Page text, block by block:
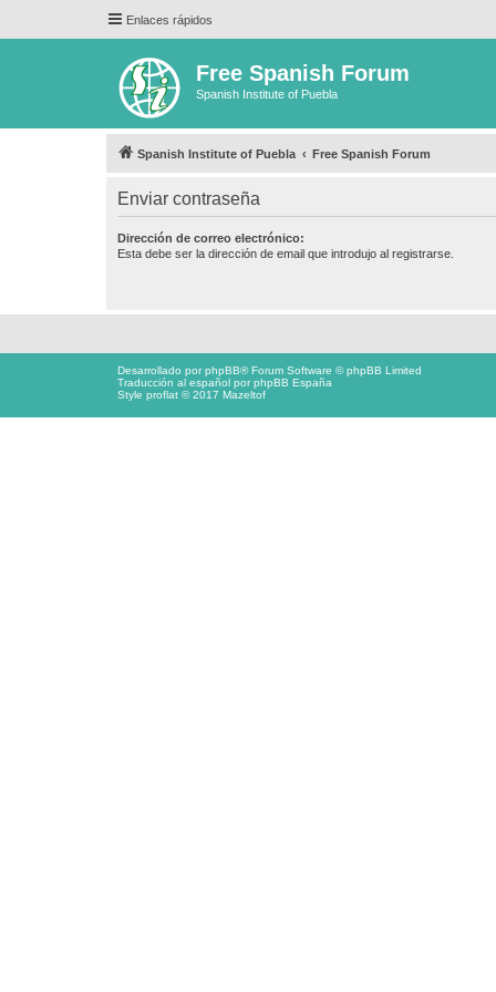
Enlaces rápidos
Free Spanish Forum
Spanish Institute of Puebla
Spanish Institute of Puebla Free Spanish Forum
Enviar contraseña
Dirección de correo electrónico:
Esta debe ser la dirección de email que introdujo al registrarse.
Desarrollado porphpBB® Forum Software © phpBB Limited
Traducción al español porphpBB España
Style proflat © 2017 Mazeltof